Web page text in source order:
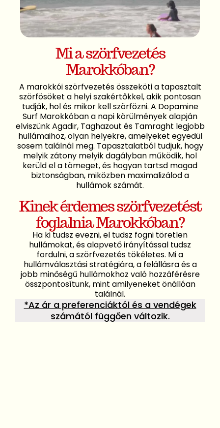
Mi a szörfvezetés
Marokkóban?
A marokkói szörfvezetés összeköti a tapasztalt
szörfösöket a helyi szakértőkkel, akik pontosan
tudják, hol és mikor kell szörfözni. A Dopamine
Surf Marokkóban a napi körülmények alapján
elviszünk Agadir, Taghazout és Tamraght legjobb
hullámaihoz, olyan helyekre, amelyeket egyedül
sosem találnál meg. Tapasztalatból tudjuk, hogy
melyik zátony melyik dagályban működik, hol
kerüld el a tömeget, és hogyan tartsd magad
biztonságban, miközben maximalizálod a
hullámok számát.
Kinek érdemes szörfvezetést
foglalnia Marokkóban?
Ha ki tudsz evezni, el tudsz fogni töretlen
hullámokat, és alapvető irányítással tudsz
fordulni, a szörfvezetés tökéletes. Mi a
hullámválasztási stratégiára, a felállásra és a
jobb minőségű hullámokhoz való hozzáférésre
összpontosítunk, mint amilyeneket önállóan
találnál.
*Az ár a preferenciáktól és a vendégek
számától függően változik.